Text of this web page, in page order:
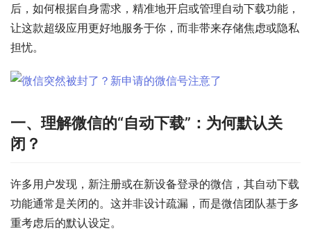
后，如何根据自身需求，精准地开启或管理自动下载功能，
让这款超级应用更好地服务于你，而非带来存储焦虑或隐私
担忧。
一、理解微信的“自动下载”：为何默认关
闭？
许多用户发现，新注册或在新设备登录的微信，其自动下载
功能通常是关闭的。这并非设计疏漏，而是微信团队基于多
重考虑后的默认设定。